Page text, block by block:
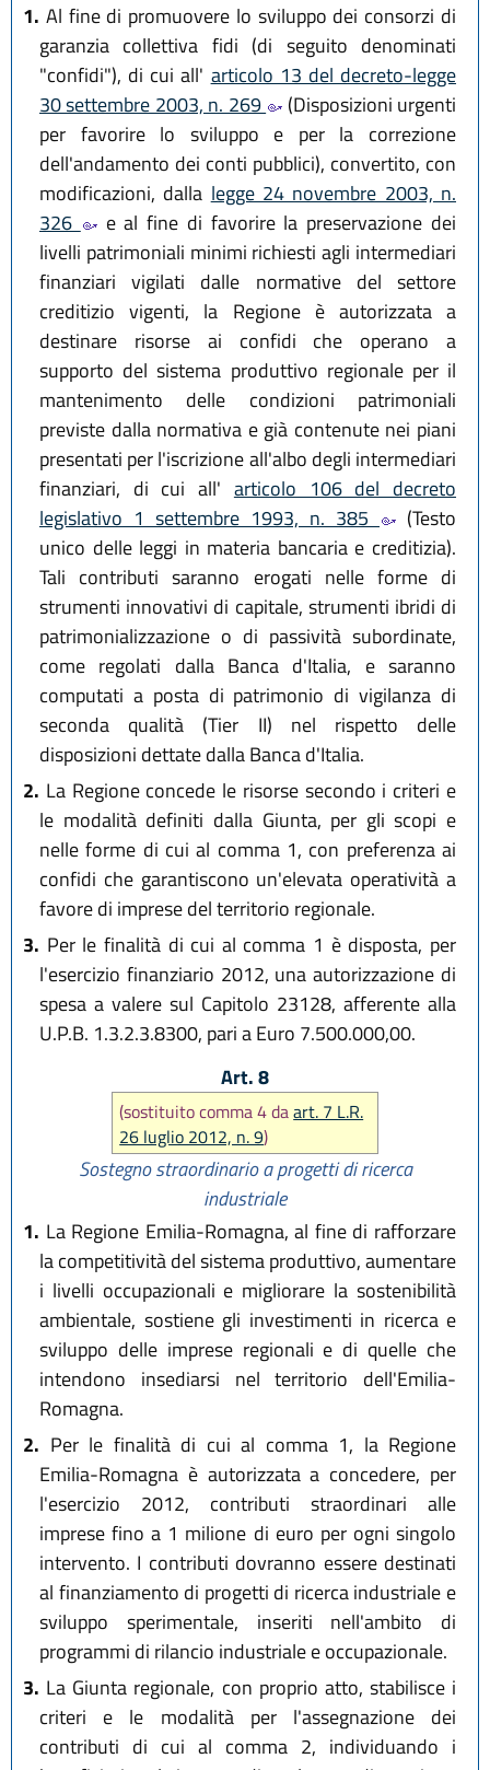
1. Al fine di promuovere lo sviluppo dei consorzi di
garanzia collettiva fidi (di seguito denominati
"confidi"), di cui all' articolo 13 del decreto-legge
30 settembre 2003, n. 269
(Disposizioni urgenti
per favorire lo sviluppo e per la correzione
dell'andamento dei conti pubblici), convertito, con
modificazioni, dalla legge 24 novembre 2003, n.
326
e al fine di favorire la preservazione dei
livelli patrimoniali minimi richiesti agli intermediari
finanziari vigilati dalle normative del settore
creditizio vigenti, la Regione è autorizzata a
destinare risorse ai confidi che operano a
supporto del sistema produttivo regionale per il
mantenimento delle condizioni patrimoniali
previste dalla normativa e già contenute nei piani
presentati per l'iscrizione all'albo degli intermediari
finanziari, di cui all' articolo 106 del decreto
legislativo 1 settembre 1993, n. 385
(Testo
unico delle leggi in materia bancaria e creditizia).
Tali contributi saranno erogati nelle forme di
strumenti innovativi di capitale, strumenti ibridi di
patrimonializzazione o di passività subordinate,
come regolati dalla Banca d'Italia, e saranno
computati a posta di patrimonio di vigilanza di
seconda qualità (Tier II) nel rispetto delle
disposizioni dettate dalla Banca d'Italia.
2. La Regione concede le risorse secondo i criteri e
le modalità definiti dalla Giunta, per gli scopi e
nelle forme di cui al comma 1, con preferenza ai
confidi che garantiscono un'elevata operatività a
favore di imprese del territorio regionale.
3. Per le finalità di cui al comma 1 è disposta, per
l'esercizio finanziario 2012, una autorizzazione di
spesa a valere sul Capitolo 23128, afferente alla
U.P.B. 1.3.2.3.8300, pari a Euro 7.500.000,00.
Art. 8
(sostituito comma 4 daart. 7 L.R.
26 luglio 2012, n. 9)
Sostegno straordinario a progetti di ricerca
industriale
1. La Regione Emilia-Romagna, al fine di rafforzare
la competitività del sistema produttivo, aumentare
i livelli occupazionali e migliorare la sostenibilità
ambientale, sostiene gli investimenti in ricerca e
sviluppo delle imprese regionali e di quelle che
intendono insediarsi nel territorio dell'Emilia-
Romagna.
2. Per le finalità di cui al comma 1, la Regione
Emilia-Romagna è autorizzata a concedere, per
l'esercizio 2012, contributi straordinari alle
imprese fino a 1 milione di euro per ogni singolo
intervento. I contributi dovranno essere destinati
al finanziamento di progetti di ricerca industriale e
sviluppo sperimentale, inseriti nell'ambito di
programmi di rilancio industriale e occupazionale.
3. La Giunta regionale, con proprio atto, stabilisce i
criteri e le modalità per l'assegnazione dei
contributi di cui al comma 2, individuando i